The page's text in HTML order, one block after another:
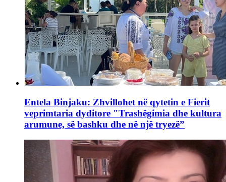
Entela Binjaku: Zhvillohet në qytetin e Fierit
veprimtaria dyditore "Trashëgimia dhe kultura
arumune, së bashku dhe në një tryezë”